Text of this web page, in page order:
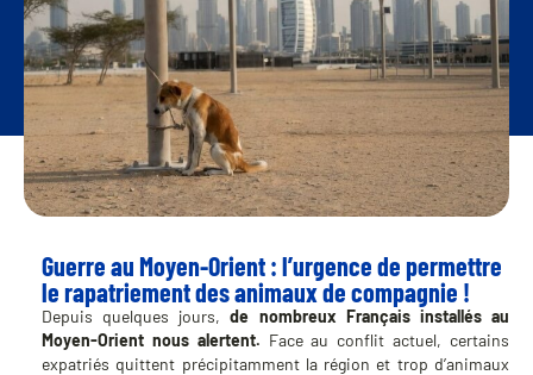
Guerre au Moyen-Orient : l’urgence de permettre
le rapatriement des animaux de compagnie !
Depuis quelques jours,de nombreux Français installés au
Moyen-Orient nous alertent. Face au conflit actuel, certains
expatriés quittent précipitamment la région et trop d’animaux